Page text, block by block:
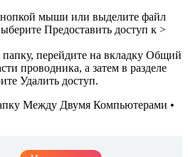
мыши или выделите файл
Предоставить доступ к >
перейдите на вкладку Общий
проводника, а затем в разделе
Удалить доступ.